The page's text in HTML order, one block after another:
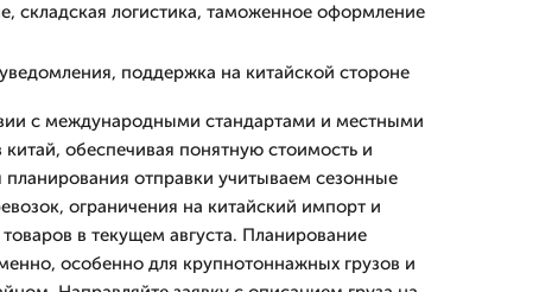
складская логистика, таможенное оформление
поддержка на китайской стороне
с международными стандартами и местными
обеспечивая понятную стоимость и
планирования отправки учитываем сезонные
ограничения на китайский импорт и
в текущем августа. Планирование
особенно для крупнотоннажных грузов и